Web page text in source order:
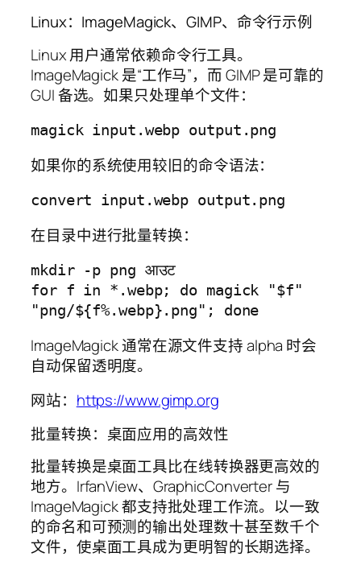
Linux：ImageMagick、GIMP、命令行示例
Linux 用户通常依赖命令行工具。
ImageMagick 是“工作马”，而 GIMP 是可靠的
GUI 备选。如果只处理单个文件：
如果你的系统使用较旧的命令语法：
在目录中进行批量转换：
mkdir -p png आउट
for f in *.webp; do magick "$f"
ImageMagick 通常在源文件支持 alpha 时会
自动保留透明度。
网站： https://www.gimp.org
批量转换：桌面应用的高效性
批量转换是桌面工具比在线转换器更高效的
地方。IrfanView、GraphicConverter 与
ImageMagick 都支持批处理工作流。以一致
的命名和可预测的输出处理数十甚至数千个
文件，使桌面工具成为更明智的长期选择。